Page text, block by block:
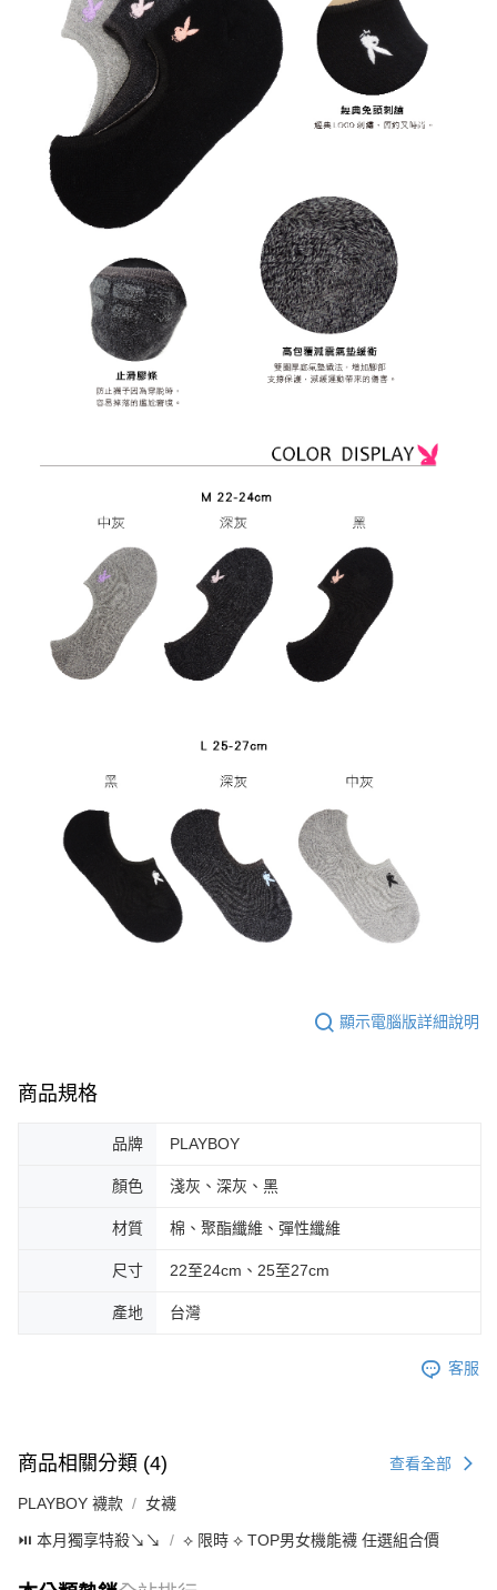
顯示電腦版詳細說明
商品規格
品牌 PLAYBOY
顏色 淺灰、深灰、黑
材質 棉、聚酯纖維、彈性纖維
尺寸 22至24cm、25至27cm
產地 台灣
客服
商品相關分類 (4) 查看全部
PLAYBOY 襪款 女襪
⏯︎ 本月獨享特殺↘︎↘︎ ⟡ 限時 ⟡ TOP男女機能襪 任選組合價